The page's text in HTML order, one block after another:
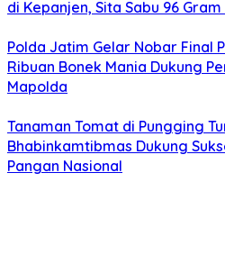
di Kepanjen, Sita Sabu 96 Gram
Polda Jatim Gelar Nobar Final
Ribuan Bonek Mania Dukung
Mapolda
Tanaman Tomat di Pungging
Bhabinkamtibmas Dukung
Pangan Nasional